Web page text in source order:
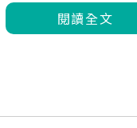
閱讀全文